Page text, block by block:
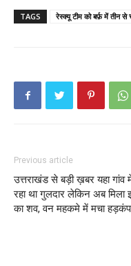
TAGS रेस्‍क्‍यू टीम को बर्फ़ में तीन
Previous article
उत्तराखंड से बड़ी ख़बर यहा गांव
रहा था गुलदार लेकिन अब मिला
का शव, वन महकमे में मचा